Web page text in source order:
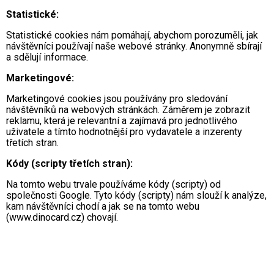
Statistické:
Statistické cookies nám pomáhají, abychom porozuměli, jak
návštěvníci používají naše webové stránky. Anonymně sbírají
a sdělují informace.
Marketingové:
Marketingové cookies jsou používány pro sledování
návštěvníků na webových stránkách. Záměrem je zobrazit
reklamu, která je relevantní a zajímavá pro jednotlivého
uživatele a tímto hodnotnější pro vydavatele a inzerenty
třetích stran.
Kódy (scripty třetích stran):
Na tomto webu trvale používáme kódy (scripty) od
společnosti Google. Tyto kódy (scripty) nám slouží k analýze,
kam návštěvníci chodí a jak se na tomto webu
(www.dinocard.cz) chovají.